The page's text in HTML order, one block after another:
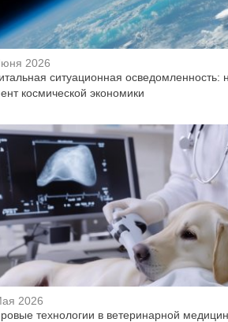
2026
ситуационная осведомленность:
космической экономики
2026
технологии в ветеринарной